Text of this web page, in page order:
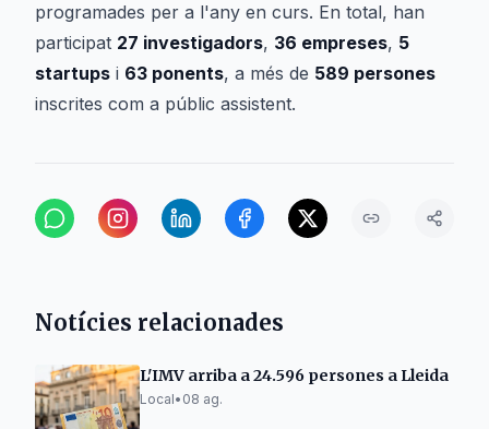
programades per a l'any en curs. En total, han
participat 27 investigadors, 36 empreses, 5
startups i 63 ponents, a més de 589 persones
inscrites com a públic assistent.
Notícies relacionades
L'IMV arriba a 24.596 persones a Lleida
Local• 08 ag.